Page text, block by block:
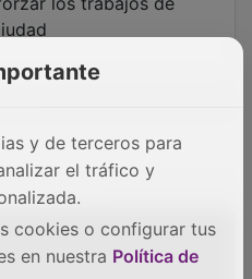
y de terceros para
el tráfico y
cookies o configurar tus
en nuestra Política de